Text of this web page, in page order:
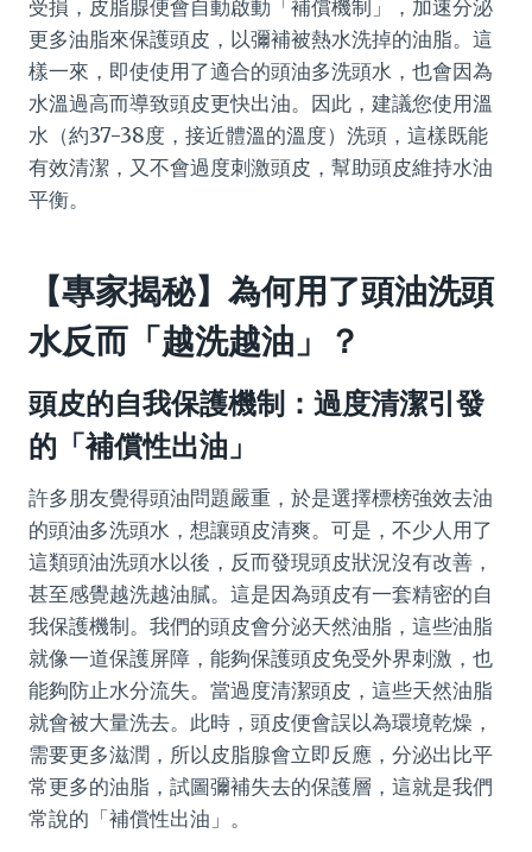
受損，皮脂腺便會自動啟動「補償機制」，加速分泌
更多油脂來保護頭皮，以彌補被熱水洗掉的油脂。這
樣一來，即使使用了適合的頭油多洗頭水，也會因為
水溫過高而導致頭皮更快出油。因此，建議您使用溫
水（約37-38度，接近體溫的溫度）洗頭，這樣既能
有效清潔，又不會過度刺激頭皮，幫助頭皮維持水油
平衡。
【專家揭秘】為何用了頭油洗頭
水反而「越洗越油」？
頭皮的自我保護機制：過度清潔引發
的「補償性出油」
許多朋友覺得頭油問題嚴重，於是選擇標榜強效去油
的頭油多洗頭水，想讓頭皮清爽。可是，不少人用了
這類頭油洗頭水以後，反而發現頭皮狀況沒有改善，
甚至感覺越洗越油膩。這是因為頭皮有一套精密的自
我保護機制。我們的頭皮會分泌天然油脂，這些油脂
就像一道保護屏障，能夠保護頭皮免受外界刺激，也
能夠防止水分流失。當過度清潔頭皮，這些天然油脂
就會被大量洗去。此時，頭皮便會誤以為環境乾燥，
需要更多滋潤，所以皮脂腺會立即反應，分泌出比平
常更多的油脂，試圖彌補失去的保護層，這就是我們
常說的「補償性出油」。